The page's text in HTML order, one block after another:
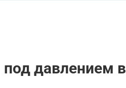
давлением в